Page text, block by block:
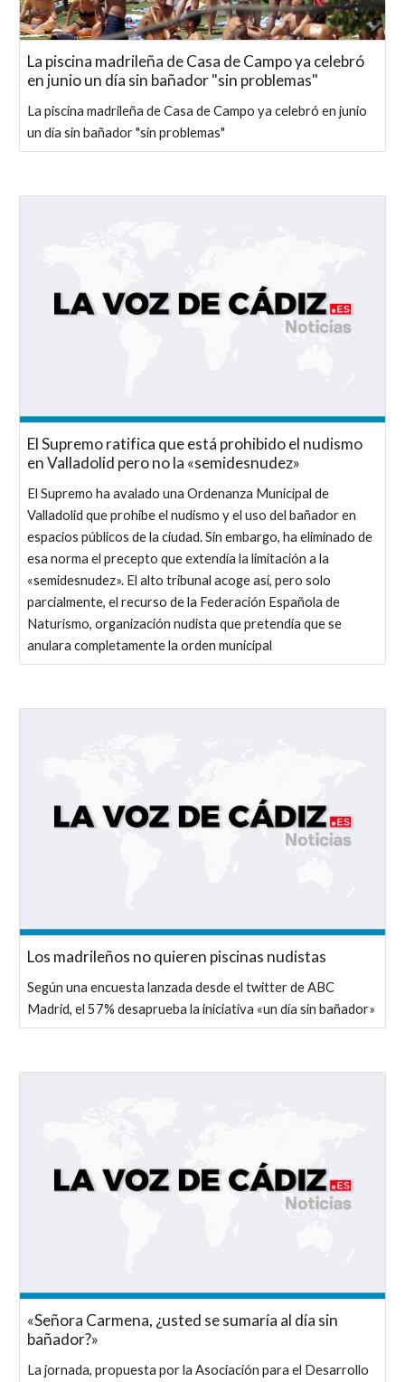
La piscina madrileña de Casa de Campo ya celebró
en junio un día sin bañador "sin problemas"
La piscina madrileña de Casa de Campo ya celebró en junio
un día sin bañador "sin problemas"
El Supremo ratifica que está prohibido el nudismo
en Valladolid pero no la «semidesnudez»
El Supremo ha avalado una Ordenanza Municipal de
Valladolid que prohíbe el nudismo y el uso del bañador en
espacios públicos de la ciudad. Sin embargo, ha eliminado de
esa norma el precepto que extendía la limitación a la
«semidesnudez». El alto tribunal acoge así, pero solo
parcialmente, el recurso de la Federación Española de
Naturismo, organización nudista que pretendía que se
anulara completamente la orden municipal
Los madrileños no quieren piscinas nudistas
Según una encuesta lanzada desde el twitter de ABC
Madrid, el 57% desaprueba la iniciativa «un día sin bañador»
«Señora Carmena, ¿usted se sumaría al día sin
bañador?»
La jornada, propuesta por la Asociación para el Desarrollo